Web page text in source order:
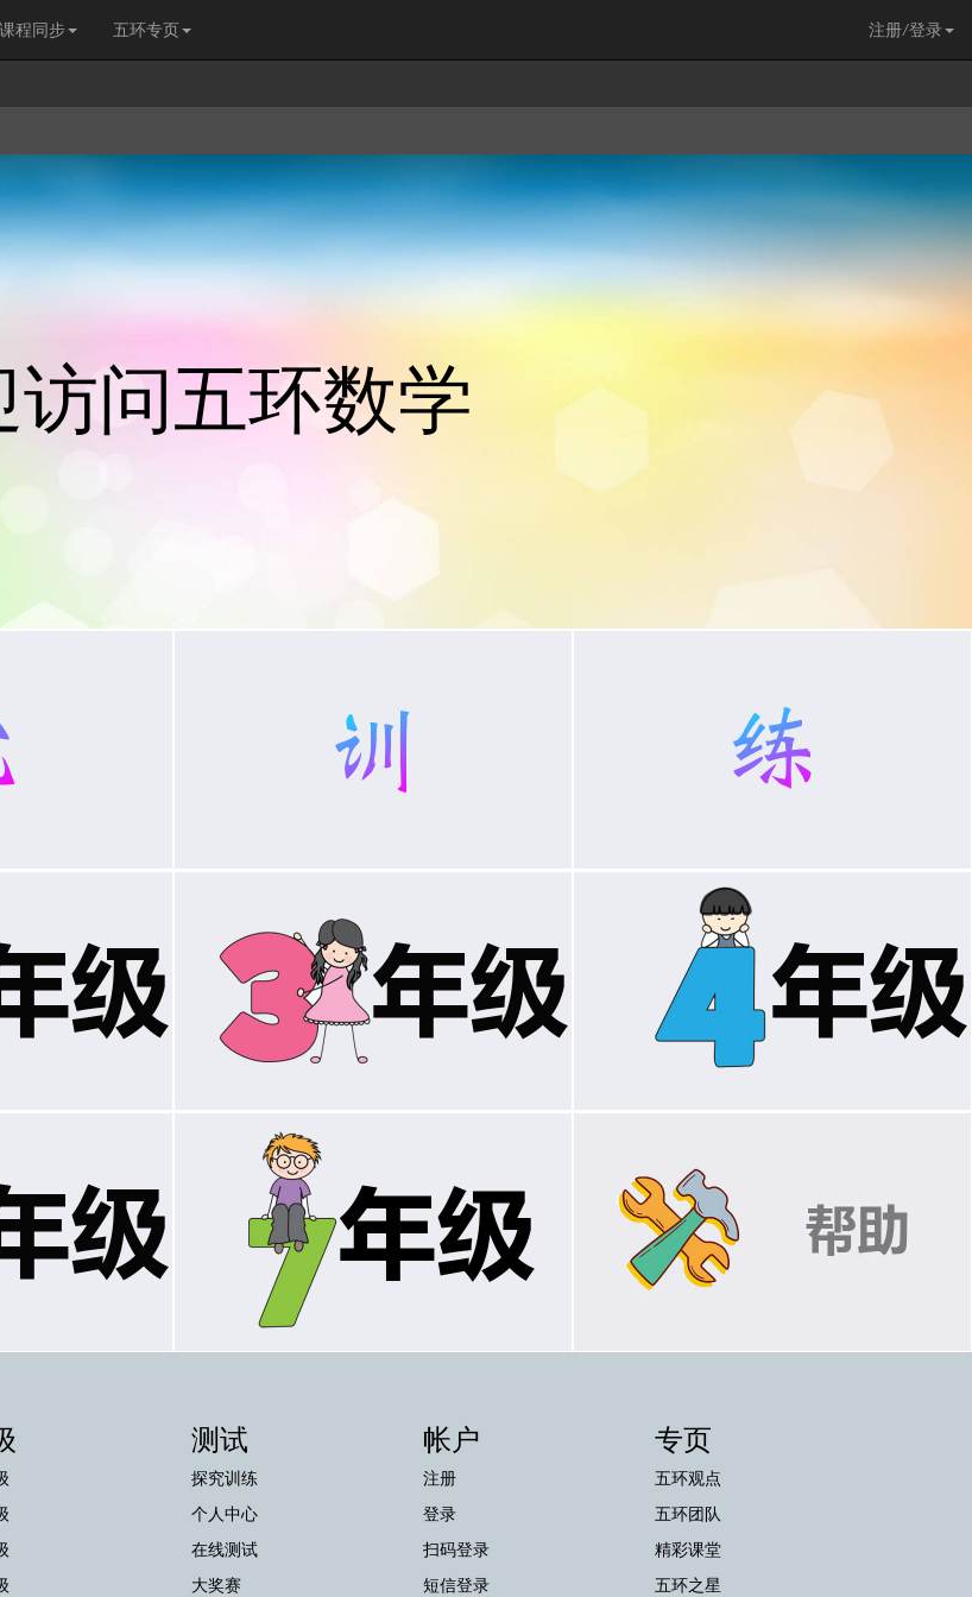
课程同步 五环专页 注册/登录
访问五环数学
测试
探究训练
个人中心
在线测试
大奖赛
帐户
注册
登录
扫码登录
短信登录
专页
五环观点
五环团队
精彩课堂
五环之星